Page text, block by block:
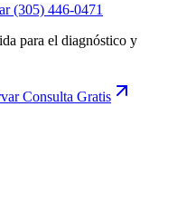
(305) 446-0471
para el diagnóstico y
Consulta Gratis